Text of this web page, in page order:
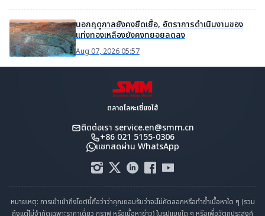
นอกฤดูกาลยังคงยืดเยื้อ, อัตราการดำเนินงานของ
แท่งทองเหลืองยังคงทยอยลดลง
Aug 07, 2026 05:57
ตลาดโลหะเซี่ยงไฮ้
ติดต่อเรา service.en@smm.cn
+86 021 5155-0306
แชทสดผ่าน WhatsApp
หมายเหตุ: การเข้าเข้าถึงไซต์นี้ถือว่าว่าคุณยอมรับว่าจะไม่คัดลอกหรือทำซ้ำเนื้อหาใด ๆ (รวม
ถึงแต่ไม่จำกัดเฉพาะราคาเดี่ยว กราฟ หรือเนื้อหาข่าว) ในรูปแบบใด ๆ หรือเพื่อวัตถุประสงค์